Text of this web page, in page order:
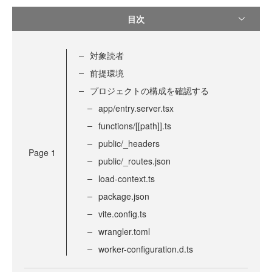
目次
Page 1
対象読者
前提環境
プロジェクトの構成を確認する
app/entry.server.tsx
functions/[[path]].ts
public/_headers
public/_routes.json
load-context.ts
package.json
vite.config.ts
wrangler.toml
worker-configuration.d.ts